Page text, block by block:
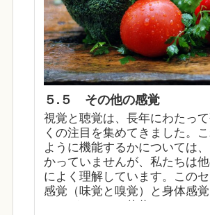
５.５ その他の感覚
視覚と聴覚は、長年にわたっ
くの注目を集めてきました。
ように機能するかについては
かっていませんが、私たちは
によく理解しています。この
感覚（味覚と嗅覚）と身体感
み、バランス、体位）につい